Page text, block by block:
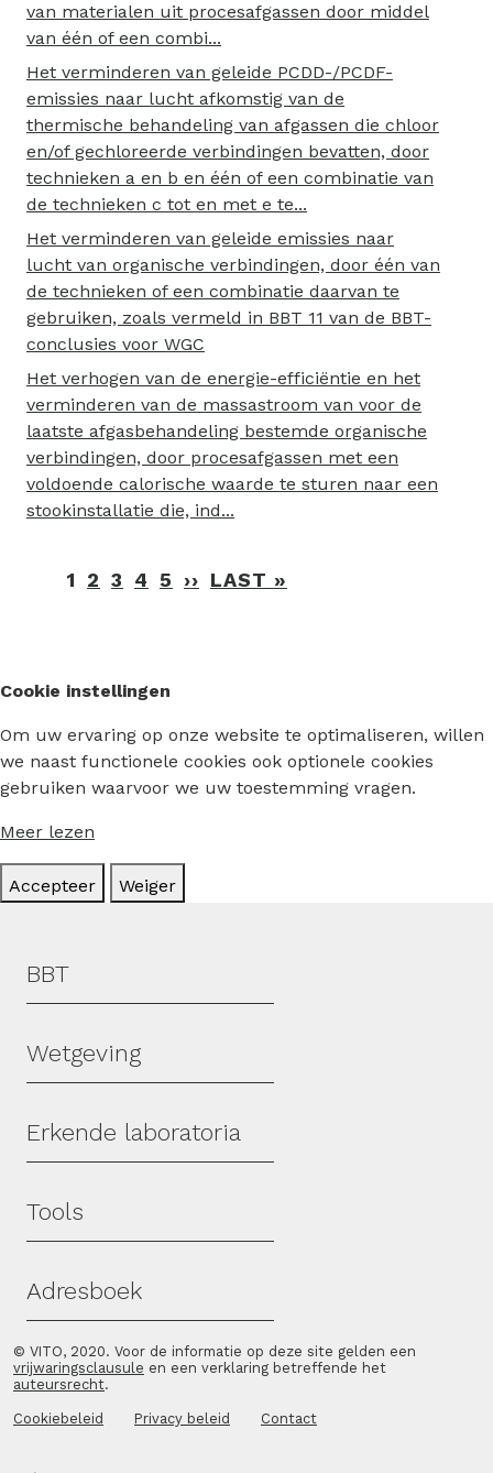
van materialen uit procesafgassen door middel
van één of een combi...
Het verminderen van geleide PCDD-/PCDF-
emissies naar lucht afkomstig van de
thermische behandeling van afgassen die chloor
en/of gechloreerde verbindingen bevatten, door
technieken a en b en één of een combinatie van
de technieken c tot en met e te...
Het verminderen van geleide emissies naar
lucht van organische verbindingen, door één van
de technieken of een combinatie daarvan te
gebruiken, zoals vermeld in BBT 11 van de BBT-
conclusies voor WGC
Het verhogen van de energie-efficiëntie en het
verminderen van de massastroom van voor de
laatste afgasbehandeling bestemde organische
verbindingen, door procesafgassen met een
voldoende calorische waarde te sturen naar een
stookinstallatie die, ind...
Paginering
1 2 3 4 5 ›› VOLGENDE
LAST »
Cookie instellingen
Om uw ervaring op onze website te optimaliseren, willen
we naast functionele cookies ook optionele cookies
gebruiken waarvoor we uw toestemming vragen.
Meer lezen
Accepteer Weiger
Hoofdmenu
BBT
Wetgeving
Erkende laboratoria
Tools
Adresboek
© VITO, 2020. Voor de informatie op deze site gelden een
vrijwaringsclausule en een verklaring betreffende het
auteursrecht.
Cookiebeleid Privacy beleid Contact